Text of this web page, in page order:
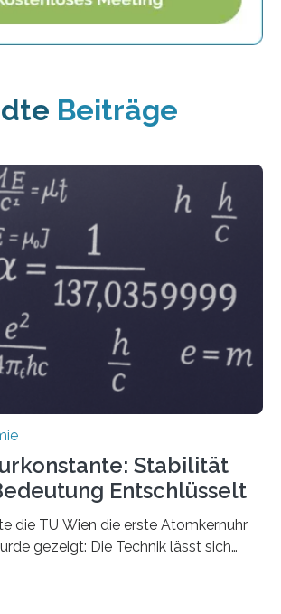
Beiträge
Stabilität
Entschlüsselt
die TU Wien die erste Atomkernuhr
gezeigt: Die Technik lässt sich
nachzugehen. Thorium-